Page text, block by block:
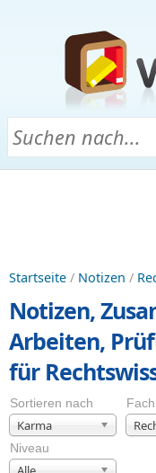
Startseite / Notizen /
Notizen,
Arbeiten,
für
Sortieren nach
Karma
Fach
Niveau